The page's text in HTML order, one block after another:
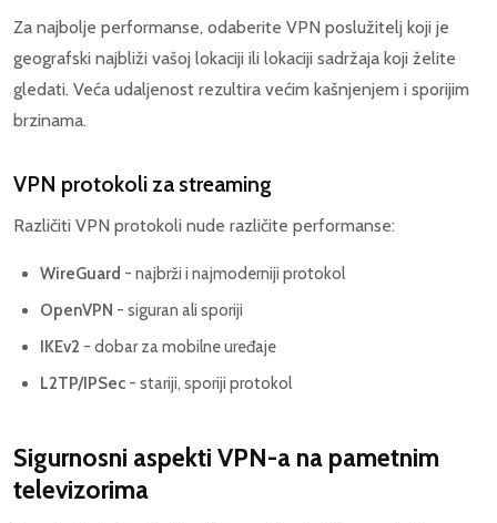
Za najbolje performanse, odaberite VPN poslužitelj koji je
geografski najbliži vašoj lokaciji ili lokaciji sadržaja koji želite
gledati. Veća udaljenost rezultira većim kašnjenjem i sporijim
brzinama.
VPN protokoli za streaming
Različiti VPN protokoli nude različite performanse:
WireGuard - najbrži i najmoderniji protokol
OpenVPN - siguran ali sporiji
IKEv2 - dobar za mobilne uređaje
L2TP/IPSec - stariji, sporiji protokol
Sigurnosni aspekti VPN-a na pametnim
televizorima